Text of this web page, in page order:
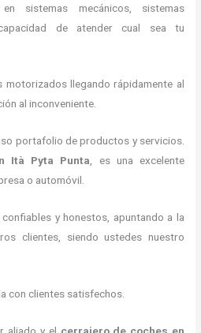
sistemas mecánicos, sistemas
de atender cual sea tu
motorizados llegando rápidamente al
al inconveniente.
portafolio de productos y servicios.
Ità Pyta Punta, es una excelente
o automóvil.
y honestos, apuntando a la
clientes, siendo ustedes nuestro
con clientes satisfechos.